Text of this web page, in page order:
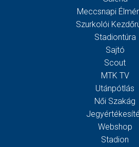
Meccsnapi
Szurkolói
Stadiontúra
Sajtó
Scout
MTK TV
Utánpótlás
Női Szakág
Webshop
Stadion